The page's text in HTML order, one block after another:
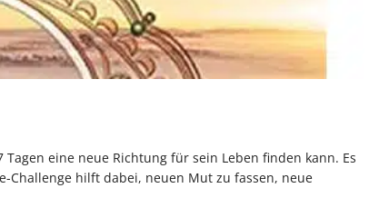
eine neue Richtung für sein Leben finden kann. Es
Challenge hilft dabei, neuen Mut zu fassen, neue